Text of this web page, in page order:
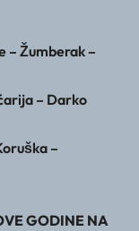
– Žumberak –
– Darko
–
GODINE NA